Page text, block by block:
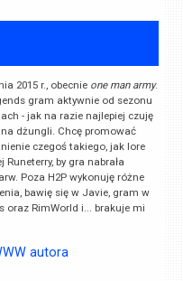
2015 r., obecnie one man army.
gram aktywnie od sezonu
- jak na razie najlepiej czuję
dżungli. Chcę promować
czegoś takiego, jak lore
Runeterry, by gra nabrała
Poza H2P wykonuję różne
bawię się w Javie, gram w
oraz RimWorld i... brakuje mi
autora